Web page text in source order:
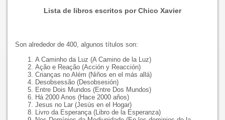
Lista de libros escritos por Chico Xavier
Son alrededor de 400, algunos títulos son:
A Caminho da Luz (A Camino de la Luz)
Ação e Reação (Acción y Reacción)
Crianças no Além (Niños en el más allá)
Desobsessão (Desobsesión)
Entre Dois Mundos (Entre Dos Mundos)
Há 2000 Anos (Hace 2000 años)
Jesus no Lar (Jesús en el Hogar)
Livro da Esperança (Libro de la Esperanza)